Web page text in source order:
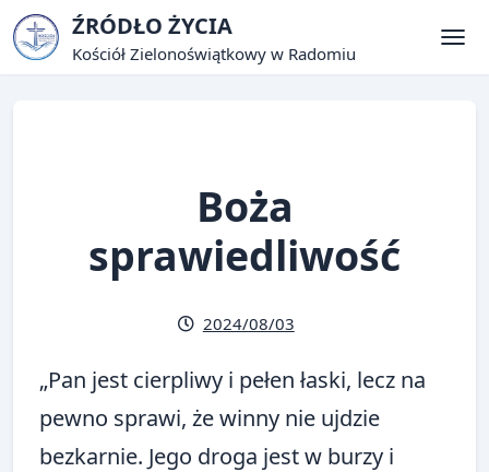
Skip
to
ŹRÓDŁO ŻYCIA
Kościół Zielonoświątkowy w Radomiu
Boża
sprawiedliwość
2024/08/03
„Pan jest cierpliwy i pełen łaski, lecz na
pewno sprawi, że winny nie ujdzie
bezkarnie. Jego droga jest w burzy i